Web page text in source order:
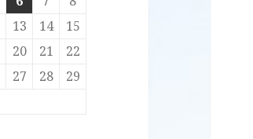
13 14
15
20 21
22
27 28
29